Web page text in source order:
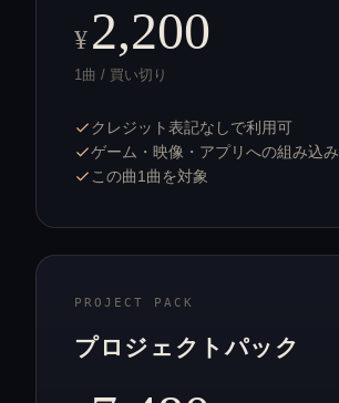
¥2,200
1曲 / 買い切り
クレジット表記なしで利用可
ゲーム・映像・アプリへの組み込み
この曲1曲を対象
PROJECT PACK
プロジェクトパック